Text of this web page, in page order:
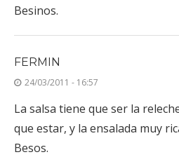
Besinos.
FERMIN
24/03/2011 - 16:57
La salsa tiene que ser la
que estar, y la ensalada muy
Besos.